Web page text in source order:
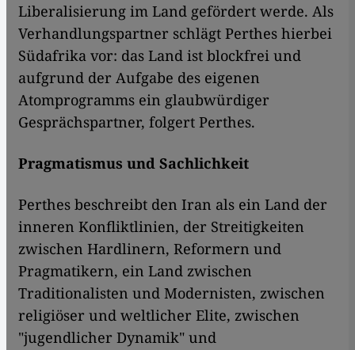
Liberalisierung im Land gefördert werde. Als
Verhandlungspartner schlägt Perthes hierbei
Südafrika vor: das Land ist blockfrei und
aufgrund der Aufgabe des eigenen
Atomprogramms ein glaubwürdiger
Gesprächspartner, folgert Perthes.
Pragmatismus und Sachlichkeit
Perthes beschreibt den Iran als ein Land der
inneren Konfliktlinien, der Streitigkeiten
zwischen Hardlinern, Reformern und
Pragmatikern, ein Land zwischen
Traditionalisten und Modernisten, zwischen
religiöser und weltlicher Elite, zwischen
"jugendlicher Dynamik" und